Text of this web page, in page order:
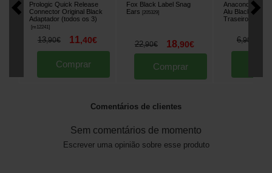
Prologic Quick Release
Connector Original Black
Adaptador (todos os 3)
[m12241]
13,90€ 11,40€
Comprar
Fox Black Label Snag
Ears
[205329]
22,90€ 18,90€
Comprar
Anaconda
Alu Black Apoio
Traseiro
6,90
Comentários de clientes
Sem comentários de momento
Escrever uma opinião sobre esse produto